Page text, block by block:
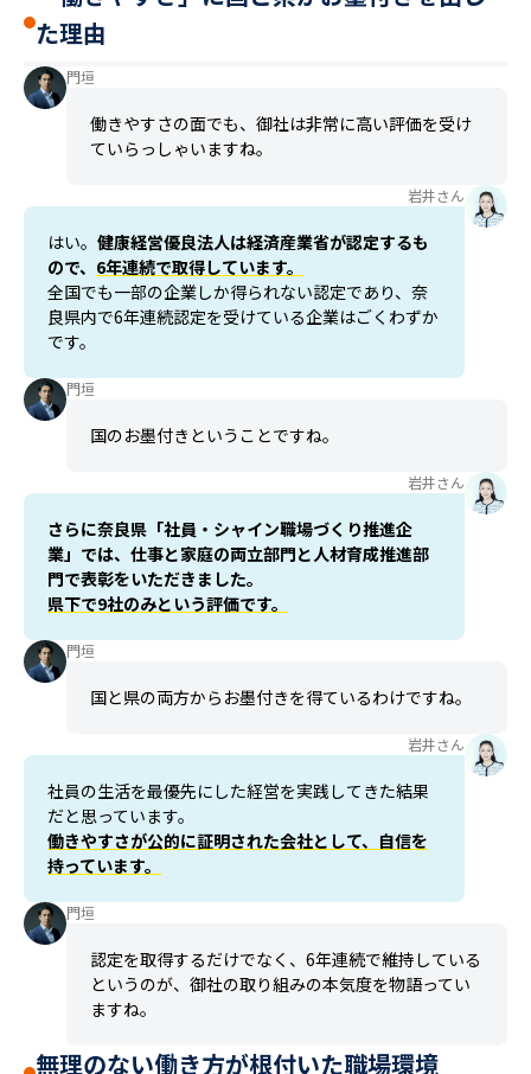
た理由
門垣
働きやすさの面でも、御社は非常に高い評価を受け
ていらっしゃいますね。
岩井さん
はい。 健康経営優良法人は経済産業省が認定するも
ので、 6年連続で取得しています。
全国でも一部の企業しか得られない認定であり、奈
良県内で6年連続認定を受けている企業はごくわずか
です。
門垣
国のお墨付きということですね。
岩井さん
さらに奈良県「社員・シャイン職場づくり推進企
業」では、仕事と家庭の両立部門と人材育成推進部
門で表彰をいただきました。
県下で9社のみという評価です。
門垣
国と県の両方からお墨付きを得ているわけですね。
岩井さん
社員の生活を最優先にした経営を実践してきた結果
だと思っています。
働きやすさが公的に証明された会社として、自信を
持っています。
門垣
認定を取得するだけでなく、6年連続で維持している
というのが、御社の取り組みの本気度を物語ってい
ますね。
無理のない働き方が根付いた職場環境